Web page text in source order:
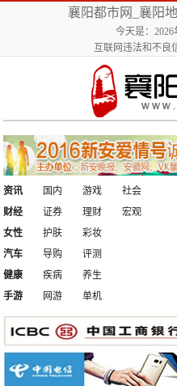
襄阳都市网_襄阳
今天是：
互联网违法和不良
资讯 国内 游戏
社会
财经
证券 理财 宏观
女性
护肤
彩妆
汽车
导购 评测
健康
疾病
养生
手游
网游 单机